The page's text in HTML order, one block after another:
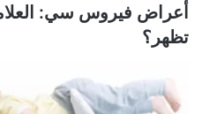
أعراض فيروس سي:
تظهر؟